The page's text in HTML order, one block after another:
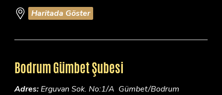
Haritada Göster
Bodrum Gümbet Şubesi
Adres:Erguvan Sok. No:1/A Gümbet/Bodrum